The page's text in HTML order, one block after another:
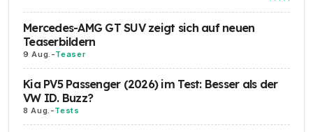
Mercedes-AMG GT SUV zeigt sich auf neuen
Teaserbildern
9 Aug. -Teaser
Kia PV5 Passenger (2026) im Test: Besser als der
VW ID. Buzz?
8 Aug. -Tests